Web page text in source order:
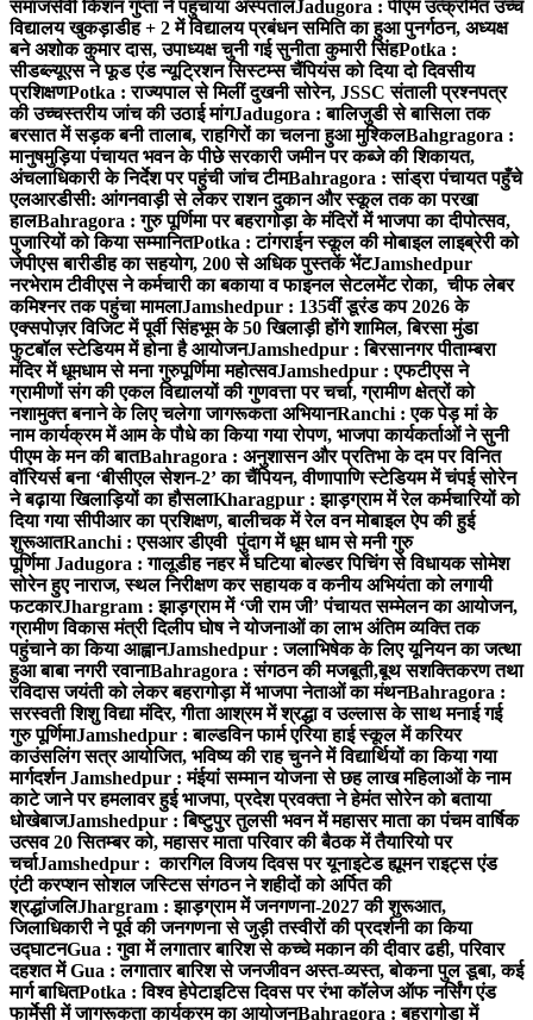
समाजसेवी किशन गुप्ता ने पहुंचाया अस्पतालJadugora : पीएम उत्क्रमित उच्च
विद्यालय खुकड़ाडीह + 2 में विद्यालय प्रबंधन समिति का हुआ पुनर्गठन, अध्यक्ष
बने अशोक कुमार दास, उपाध्यक्ष चुनी गई सुनीता कुमारी सिंहPotka :
सीडब्ल्यूएस ने फूड एंड न्यूट्रिशन सिस्टम्स चैंपियंस को दिया दो दिवसीय
प्रशिक्षणPotka : राज्यपाल से मिलीं दुखनी सोरेन, JSSC संताली प्रश्नपत्र
की उच्चस्तरीय जांच की उठाई मांगJadugora : बालिजुडी से बासिला तक
बरसात में सड़क बनी तालाब, राहगिरों का चलना हुआ मुश्किलBahgragora :
मानुषमुड़िया पंचायत भवन के पीछे सरकारी जमीन पर कब्जे की शिकायत,
अंचलाधिकारी के निर्देश पर पहुंची जांच टीमBahragora : सांड्रा पंचायत पहुँचे
एलआरडीसी: आंगनवाड़ी से लेकर राशन दुकान और स्कूल तक का परखा
हालBahragora : गुरु पूर्णिमा पर बहरागोड़ा के मंदिरों में भाजपा का दीपोत्सव,
पुजारियों को किया सम्मानितPotka : टांगराईन स्कूल की मोबाइल लाइब्रेरी को
जेपीएस बारीडीह का सहयोग, 200 से अधिक पुस्तकें भेंटJamshedpur
नरभेराम टीवीएस ने कर्मचारी का बकाया व फाइनल सेटलमेंट रोका, चीफ लेबर
कमिश्नर तक पहुंचा मामलाJamshedpur : 135वीं डूरंड कप 2026 के
एक्सपोज़र विजिट में पूर्वी सिंहभूम के 50 खिलाड़ी होंगे शामिल, बिरसा मुंडा
फुटबॉल स्टेडियम में होना है आयोजनJamshedpur : बिरसानगर पीताम्बरा
मंदिर में धूमधाम से मना गुरुपूर्णिमा महोत्सवJamshedpur : एफटीएस ने
ग्रामीणों संग की एकल विद्यालयों की गुणवत्ता पर चर्चा, ग्रामीण क्षेत्रों को
नशामुक्त बनाने के लिए चलेगा जागरूकता अभियानRanchi : एक पेड़ मां के
नाम कार्यक्रम में आम के पौधे का किया गया रोपण, भाजपा कार्यकर्ताओं ने सुनी
पीएम के मन की बातBahragora : अनुशासन और प्रतिभा के दम पर विनित
वॉरियर्स बना ‘बीसीएल सेशन-2’ का चैंपियन, वीणापाणि स्टेडियम में चंपई सोरेन
ने बढ़ाया खिलाड़ियों का हौसलाKharagpur : झाड़ग्राम में रेल कर्मचारियों को
दिया गया सीपीआर का प्रशिक्षण, बालीचक में रेल वन मोबाइल ऐप की हुई
शुरूआतRanchi : एसआर डीएवी पुंदाग में धूम धाम से मनी गुरु
पूर्णिमाJadugora : गालूडीह नहर में घटिया बोल्डर पिचिंग से विधायक सोमेश
सोरेन हुए नाराज, स्थल निरीक्षण कर सहायक व कनीय अभियंता को लगायी
फटकारJhargram : झाड़ग्राम में ‘जी राम जी’ पंचायत सम्मेलन का आयोजन,
ग्रामीण विकास मंत्री दिलीप घोष ने योजनाओं का लाभ अंतिम व्यक्ति तक
पहुंचाने का किया आह्वानJamshedpur : जलाभिषेक के लिए यूनियन का जत्था
हुआ बाबा नगरी रवानाBahragora : संगठन की मजबूती,बूथ सशक्तिकरण तथा
रविदास जयंती को लेकर बहरागोड़ा में भाजपा नेताओं का मंथनBahragora :
सरस्वती शिशु विद्या मंदिर, गीता आश्रम में श्रद्धा व उल्लास के साथ मनाई गई
गुरु पूर्णिमाJamshedpur : बाल्डविन फार्म एरिया हाई स्कूल में करियर
काउंसलिंग सत्र आयोजित, भविष्य की राह चुनने में विद्यार्थियों का किया गया
मार्गदर्शनJamshedpur : मंईयां सम्मान योजना से छह लाख महिलाओं के नाम
काटे जाने पर हमलावर हुई भाजपा, प्रदेश प्रवक्ता ने हेमंत सोरेन को बताया
धोखेबाजJamshedpur : बिष्टुपुर तुलसी भवन में महासर माता का पंचम वार्षिक
उत्सव 20 सितम्बर को, महासर माता परिवार की बैठक में तैयारियो पर
चर्चाJamshedpur : कारगिल विजय दिवस पर यूनाइटेड ह्यूमन राइट्स एंड
एंटी करप्शन सोशल जस्टिस संगठन ने शहीदों को अर्पित की
श्रद्धांजलिJhargram : झाड़ग्राम में जनगणना-2027 की शुरूआत,
जिलाधिकारी ने पूर्व की जनगणना से जुड़ी तस्वीरों की प्रदर्शनी का किया
उद्घाटनGua : गुवा में लगातार बारिश से कच्चे मकान की दीवार ढही, परिवार
दहशत मेंGua : लगातार बारिश से जनजीवन अस्त-व्यस्त, बोकना पुल डूबा, कई
मार्ग बाधितPotka : विश्व हेपेटाइटिस दिवस पर रंभा कॉलेज ऑफ नर्सिंग एंड
फार्मेसी में जागरूकता कार्यक्रम का आयोजनBahragora : बहरागोड़ा में